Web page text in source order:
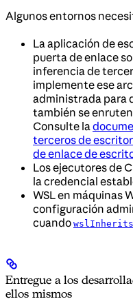
Algunos entornos
La aplicación de
puerta de enlace
inferencia de
implemente ese
administrada para
también se
Consulte la
terceros de
de enlace de
Los ejecutores de
la credencial
WSL en máquinas
configuración
cuando
Entregue a los
ellos mismos